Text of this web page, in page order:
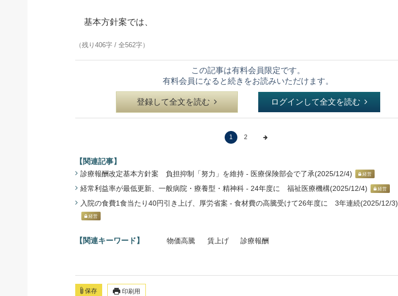
基本方針案では、
（残り406字 / 全562字）
この記事は有料会員限定です。
有料会員になると続きをお読みいただけます。
登録して全文を読む ログインして全文を読む
1 2
【関連記事】
診療報酬改定基本方針案 負担抑制「努力」を維持 - 医療保険部会で了承(2025/12/4) 経営
経常利益率が最低更新、一般病院・療養型・精神科 - 24年度に 福祉医療機構(2025/12/4) 経営
入院の食費1食当たり40円引き上げ、厚労省案 - 食材費の高騰受けて26年度に 3年連続(2025/12/3)
経営
【関連キーワード】 物価高騰 賃上げ 診療報酬
保存 印刷用